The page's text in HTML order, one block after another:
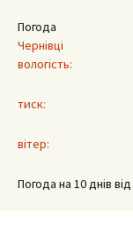
Погода
Чернівці
вологість:
тиск:
вітер:
Погода на 10 днів від